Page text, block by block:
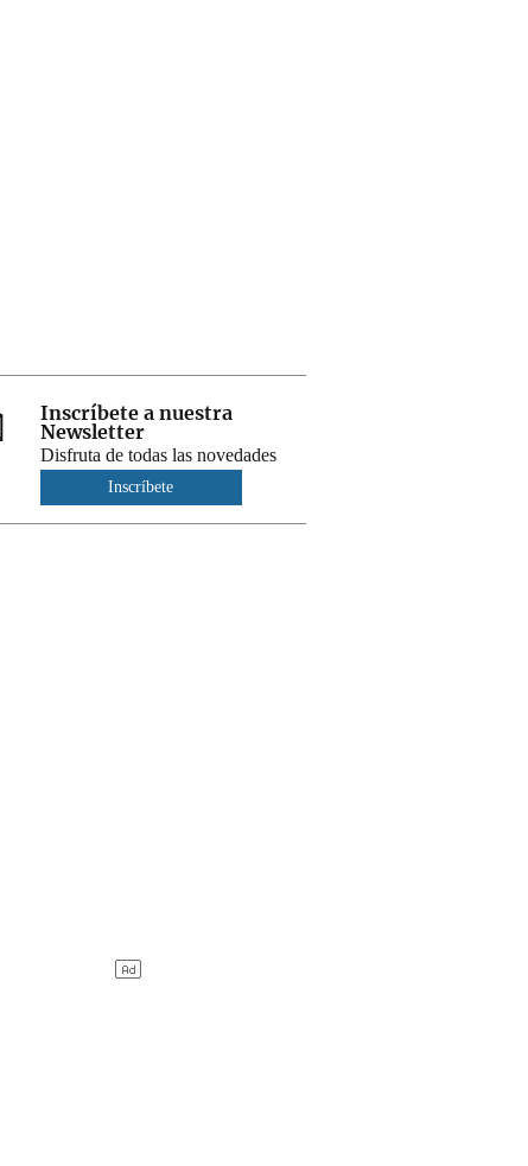
Inscríbete a nuestra
Newsletter
Disfruta de todas las novedades
Inscríbete